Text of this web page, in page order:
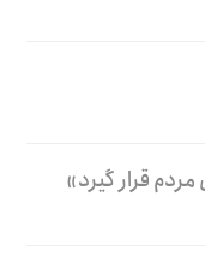
قرار گیرد»